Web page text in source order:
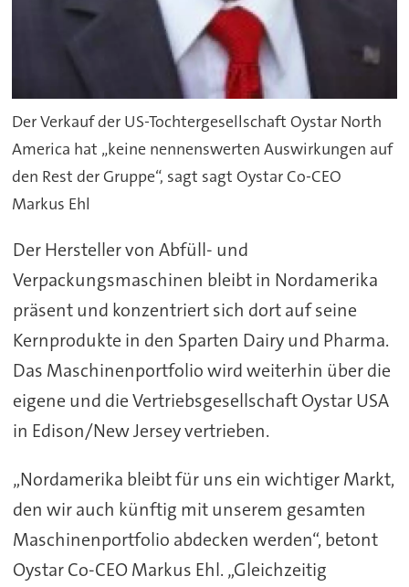
Der Verkauf der US-Tochtergesellschaft Oystar North
America hat „keine nennenswerten Auswirkungen auf
den Rest der Gruppe“, sagt sagt Oystar Co-CEO
Markus Ehl
Der Hersteller von Abfüll- und
Verpackungsmaschinen bleibt in Nordamerika
präsent und konzentriert sich dort auf seine
Kernprodukte in den Sparten Dairy und Pharma.
Das Maschinenportfolio wird weiterhin über die
eigene und die Vertriebsgesellschaft Oystar USA
in Edison/New Jersey vertrieben.
„Nordamerika bleibt für uns ein wichtiger Markt,
den wir auch künftig mit unserem gesamten
Maschinenportfolio abdecken werden“, betont
Oystar Co-CEO Markus Ehl. „Gleichzeitig